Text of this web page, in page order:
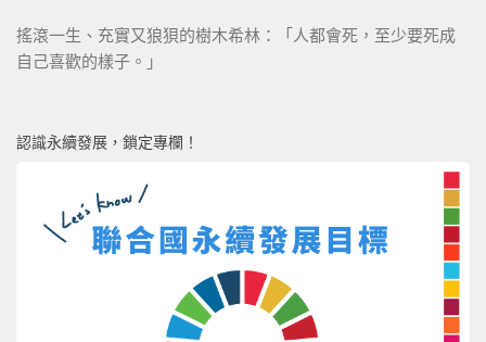
搖滾一生、充實又狼狽的樹木希林：「人都會死，至少要死成
自己喜歡的樣子。」
認識永續發展，鎖定專欄！